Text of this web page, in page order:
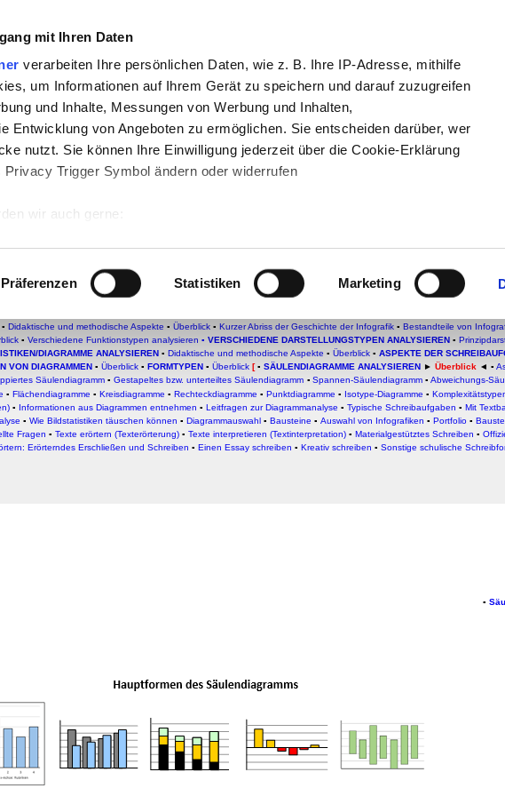
mit Ihren Daten
verarbeiten Ihre persönlichen Daten, wie z. B. Ihre IP-Adresse, mithilfe
um Informationen auf Ihrem Gerät zu speichern und darauf zuzugreifen
und Inhalte, Messungen von Werbung und Inhalten,
Entwicklung von Angeboten zu ermöglichen. Sie entscheiden darüber, wer
nutzt. Sie können Ihre Einwilligung jederzeit über die Cookie-Erklärung
Trigger Symbol ändern oder widerrufen
wir auch gerne:
Scannen nach bestimmten Merkmalen (Fingerprinting) identifizieren
wie Ihre persönlichen Daten verarbeitet werden, und legen Sie Ihre
fest.
Inhalte und Anzeigen zu personalisieren, Funktionen für soziale Medien
Zugriffe auf unsere Website zu analysieren. Außerdem geben wir
unserer Website an unsere Partner für soziale Medien, Werbung
Partner führen diese Informationen möglicherweise mit weiteren Daten
haben oder die sie im Rahmen Ihrer Nutzung der Dienste
Präferenzen Statistiken Marketing
-Geschichte-Politik -Pädagogik-Psychologie-
-Projekte-So navigiert man auf teachSam
-teachSam braucht Werbung
SCHULE Überblick▪ Didaktische und methodische Aspekte ▪ Texte zusammenfassen SACHTEXTE ANALYSIEREN
▪ Didaktische und methodische Aspekte ▪ Überblick ▪ Kurzer Abriss der Geschichte der Infografik ▪ Bestandteile von
▪ Verschiedene Funktionstypen analysieren ▪ VERSCHIEDENE DARSTELLUNGSTYPEN ANALYSIEREN ▪
DIAGRAMME ANALYSIEREN ▪ Didaktische und methodische Aspekte ▪ Überblick ▪ ASPEKTE DER
VON DIAGRAMMEN ▪ Überblick ▪ FORMTYPEN ▪ Überblick [▪ SÄULENDIAGRAMME ANALYSIEREN ► Überblick ◄ ▪
Säulendiagramm ▪ Gestapeltes bzw. unterteiltes Säulendiagramm ▪ Spannen-Säulendiagramm ▪ Abweichungs-
▪ Flächendiagramme ▪ Kreisdiagramme ▪ Rechteckdiagramme ▪ Punktdiagramme ▪ Isotype-Diagramme ▪ Komplexitätstype
▪ Informationen aus Diagrammen entnehmen ▪ Leitfragen zur Diagrammanalyse ▪ Typische Schreibaufgaben ▪ Mit
▪ Wie Bildstatistiken täuschen können ▪ Diagrammauswahl ▪ Bausteine ▪ Auswahl von Infografiken ▪ Portfolio ▪
Fragen ▪ Texte erörtern (Texterörterung) ▪ Texte interpretieren (Textinterpretation) ▪ Materialgestütztes Schreiben ▪
Erörterndes Erschließen und Schreiben ▪ Einen Essay schreiben ▪ Kreativ schreiben ▪ Sonstige schulische
▪